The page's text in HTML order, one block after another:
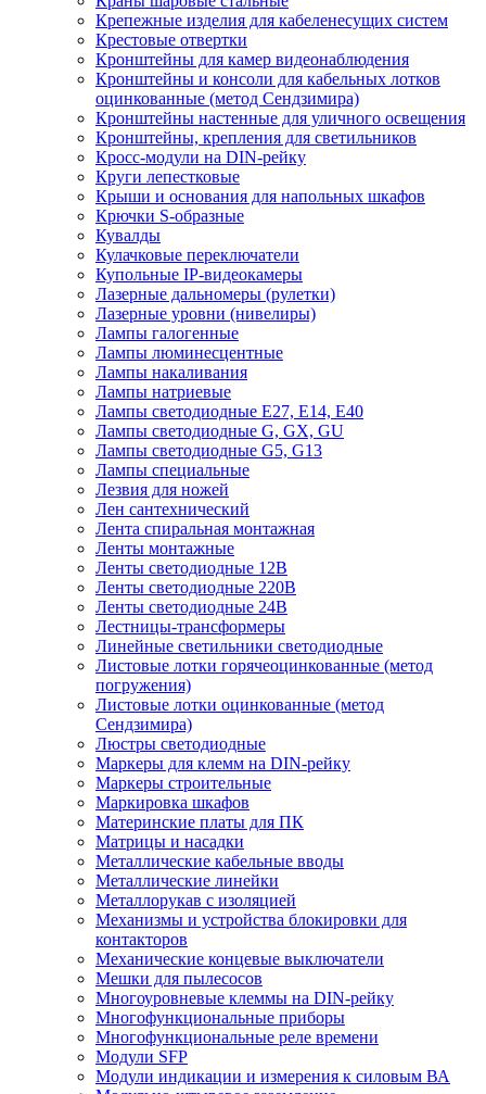
Крепежные изделия для кабеленесущих систем
Крестовые отвертки
Кронштейны для камер видеонаблюдения
Кронштейны и консоли для кабельных лотков
оцинкованные (метод Сендзимира)
Кронштейны настенные для уличного освещения
Кронштейны, крепления для светильников
Кросс-модули на DIN-рейку
Круги лепестковые
Крыши и основания для напольных шкафов
Крючки S-образные
Кувалды
Кулачковые переключатели
Купольные IP-видеокамеры
Лазерные дальномеры (рулетки)
Лазерные уровни (нивелиры)
Лампы галогенные
Лампы люминесцентные
Лампы накаливания
Лампы натриевые
Лампы светодиодные E27, E14, E40
Лампы светодиодные G, GX, GU
Лампы светодиодные G5, G13
Лампы специальные
Лезвия для ножей
Лен сантехнический
Лента спиральная монтажная
Ленты монтажные
Ленты светодиодные 12В
Ленты светодиодные 220В
Ленты светодиодные 24В
Лестницы-трансформеры
Линейные светильники светодиодные
Листовые лотки горячеоцинкованные (метод
погружения)
Листовые лотки оцинкованные (метод
Сендзимира)
Люстры светодиодные
Маркеры для клемм на DIN-рейку
Маркеры строительные
Маркировка шкафов
Материнские платы для ПК
Матрицы и насадки
Металлические кабельные вводы
Металлические линейки
Металлорукав с изоляцией
Механизмы и устройства блокировки для
контакторов
Механические концевые выключатели
Мешки для пылесосов
Многоуровневые клеммы на DIN-рейку
Многофункциональные приборы
Многофункциональные реле времени
Модули SFP
Модули индикации и измерения к силовым ВА